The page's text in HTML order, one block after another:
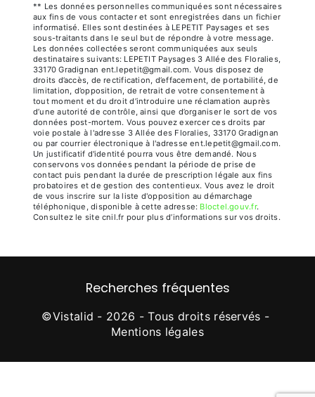
** Les données personnelles communiquées sont nécessaires
aux fins de vous contacter et sont enregistrées dans un fichier
informatisé. Elles sont destinées à LEPETIT Paysages et ses
sous-traitants dans le seul but de répondre à votre message.
Les données collectées seront communiquées aux seuls
destinataires suivants: LEPETIT Paysages 3 Allée des Floralies,
33170 Gradignan ent.lepetit@gmail.com. Vous disposez de
droits d’accès, de rectification, d’effacement, de portabilité, de
limitation, d’opposition, de retrait de votre consentement à
tout moment et du droit d’introduire une réclamation auprès
d’une autorité de contrôle, ainsi que d’organiser le sort de vos
données post-mortem. Vous pouvez exercer ces droits par
voie postale à l'adresse 3 Allée des Floralies, 33170 Gradignan
ou par courrier électronique à l'adresse ent.lepetit@gmail.com.
Un justificatif d'identité pourra vous être demandé. Nous
conservons vos données pendant la période de prise de
contact puis pendant la durée de prescription légale aux fins
probatoires et de gestion des contentieux. Vous avez le droit
de vous inscrire sur la liste d'opposition au démarchage
téléphonique, disponible à cette adresse:
Bloctel.gouv.fr.
Consultez le site cnil.fr pour plus d’informations sur vos droits.
Recherches fréquentes
©Vistalid - 2026 - Tous droits réservés -
Mentions légales